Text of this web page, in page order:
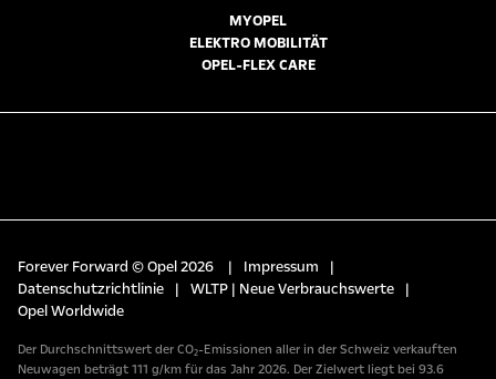
MYOPEL
ELEKTRO MOBILITÄT
OPEL-FLEX CARE
Forever Forward © Opel 2026 | Impressum
|
Datenschutzrichtlinie
| WLTP | Neue Verbrauchswerte
|
Opel Worldwide
Der Durchschnittswert der CO₂-Emissionen aller in der Schweiz verkauften
Neuwagen beträgt 111 g/km für das Jahr 2026. Der Zielwert liegt bei 93.6